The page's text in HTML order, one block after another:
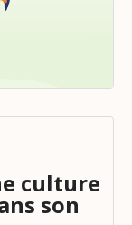
culture
son